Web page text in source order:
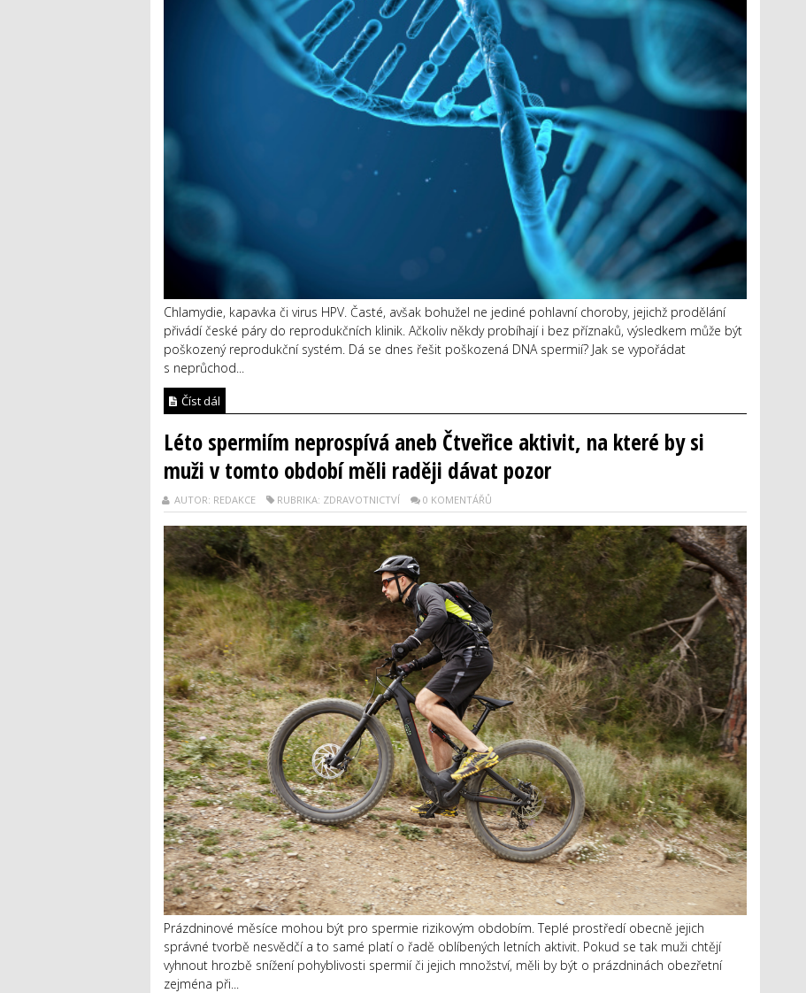
Chlamydie, kapavka či virus HPV. Časté, avšak bohužel ne jediné pohlavní choroby, jejichž prodělání
přivádí české páry do reprodukčních klinik. Ačkoliv někdy probíhají i bez příznaků, výsledkem může být
poškozený reprodukční systém. Dá se dnes řešit poškozená DNA spermií? Jak se vypořádat
s neprůchod...
Číst dál
Léto spermiím neprospívá aneb Čtveřice aktivit, na které by si
muži v tomto období měli raději dávat pozor
AUTOR: REDAKCE RUBRIKA: ZDRAVOTNICTVÍ 0 KOMENTÁŘŮ
Prázdninové měsíce mohou být pro spermie rizikovým obdobím. Teplé prostředí obecně jejich
správné tvorbě nesvědčí a to samé platí o řadě oblíbených letních aktivit. Pokud se tak muži chtějí
vyhnout hrozbě snížení pohyblivosti spermií či jejich množství, měli by být o prázdninách obezřetní
zejména při...